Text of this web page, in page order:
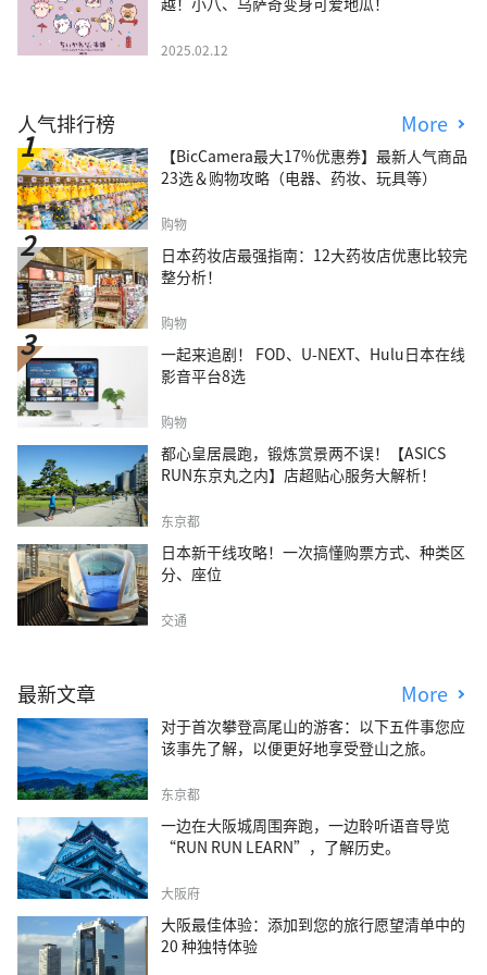
2025.02.12
人气排行榜 More
【BicCamera最大17%优惠券】最新人气商品
23选＆购物攻略（电器、药妆、玩具等）
购物
日本药妆店最强指南：12大药妆店优惠比较完
整分析！
购物
一起来追剧！ FOD、U-NEXT、Hulu日本在线
影音平台8选
购物
都心皇居晨跑，锻炼赏景两不误！【ASICS
RUN东京丸之内】店超贴心服务大解析！
东京都
日本新干线攻略！一次搞懂购票方式、种类区
分、座位
交通
最新文章 More
对于首次攀登高尾山的游客：以下五件事您应
该事先了解，以便更好地享受登山之旅。
东京都
一边在大阪城周围奔跑，一边聆听语音导览
“RUN RUN LEARN”，了解历史。
大阪府
大阪最佳体验：添加到您的旅行愿望清单中的
20 种独特体验